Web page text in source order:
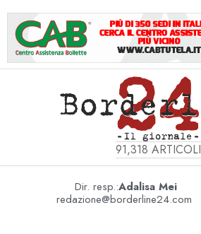
91,318 ARTICOLI
Dir. resp.:Adalisa Mei
redazione@borderline24.com